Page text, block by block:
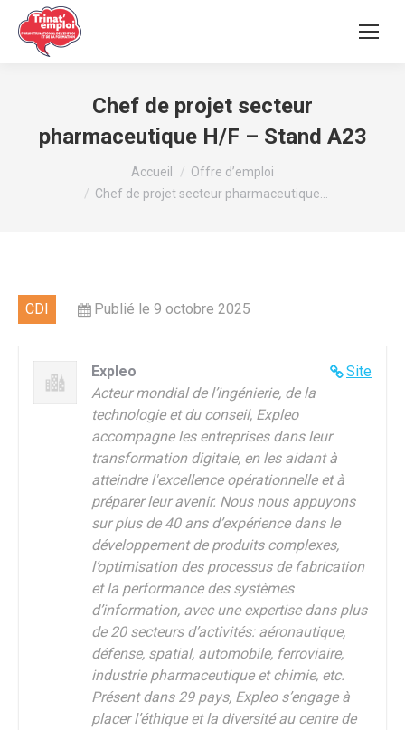
Chef de projet secteur
pharmaceutique H/F – Stand A23
Accueil
Offre d’emploi
Chef de projet secteur pharmaceutique…
CDI Publié le 9 octobre 2025
Site
Expleo
Acteur mondial de l’ingénierie, de la
technologie et du conseil, Expleo
accompagne les entreprises dans leur
transformation digitale, en les aidant à
atteindre l'excellence opérationnelle et à
préparer leur avenir. Nous nous appuyons
sur plus de 40 ans d’expérience dans le
développement de produits complexes,
l’optimisation des processus de fabrication
et la performance des systèmes
d’information, avec une expertise dans plus
de 20 secteurs d’activités: aéronautique,
défense, spatial, automobile, ferroviaire,
industrie pharmaceutique et chimie, etc.
Présent dans 29 pays, Expleo s’engage à
placer l’éthique et la diversité au centre de